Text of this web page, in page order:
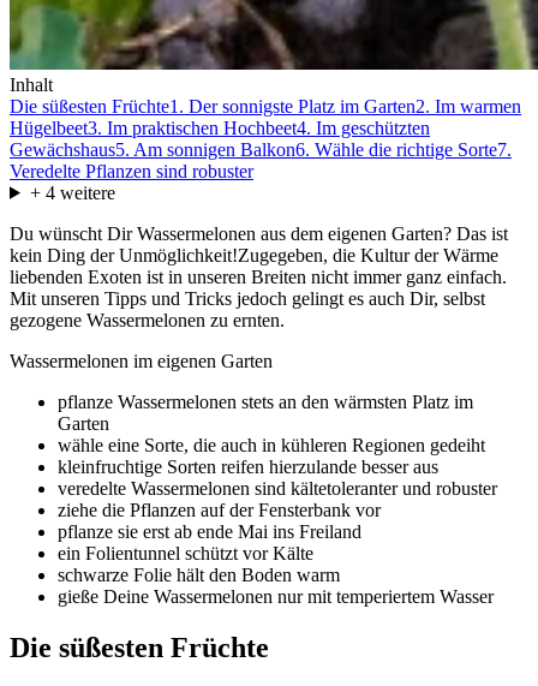
Inhalt
Die süßesten Früchte1. Der sonnigste Platz im Garten2. Im warmen
Hügelbeet3. Im praktischen Hochbeet4. Im geschützten
Gewächshaus5. Am sonnigen Balkon6. Wähle die richtige Sorte7.
Veredelte Pflanzen sind robuster
+ 4weitere
Du wünscht Dir Wassermelonen aus dem eigenen Garten? Das ist
kein Ding der Unmöglichkeit!Zugegeben, die Kultur der Wärme
liebenden Exoten ist in unseren Breiten nicht immer ganz einfach.
Mit unseren Tipps und Tricks jedoch gelingt es auch Dir, selbst
gezogene Wassermelonen zu ernten.
Wassermelonen im eigenen Garten
pflanze Wassermelonen stets an den wärmsten Platz im
Garten
wähle eine Sorte, die auch in kühleren Regionen gedeiht
kleinfruchtige Sorten reifen hierzulande besser aus
veredelte Wassermelonen sind kältetoleranter und robuster
ziehe die Pflanzen auf der Fensterbank vor
pflanze sie erst ab ende Mai ins Freiland
ein Folientunnel schützt vor Kälte
schwarze Folie hält den Boden warm
gieße Deine Wassermelonen nur mit temperiertem Wasser
Die süßesten Früchte